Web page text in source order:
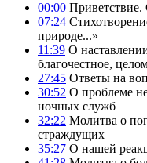
00:00 Приветствие.
07:24
природе...»
11:39 О
благочестное,
27:45 Ответы на
30:52 О проблеме
ночных служб
32:22 Молитва о
страждущих
35:27 О нашей